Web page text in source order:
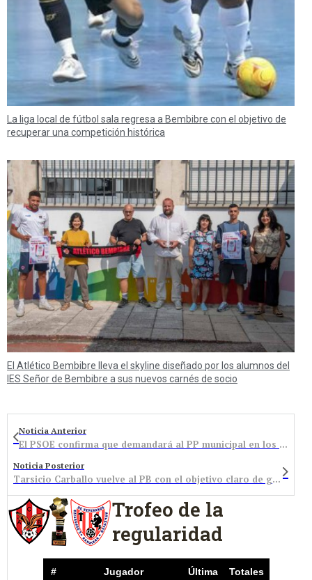
La liga local de fútbol sala regresa a Bembibre con el objetivo de
recuperar una competición histórica
El Atlético Bembibre lleva el skyline diseñado por los alumnos del
IES Señor de Bembibre a sus nuevos carnés de socio
Noticia Anterior
El PSOE confirma que demandará al PP municipal en los Tribunales
Noticia Posterior
Tarsicio Carballo vuelve al PB con el objetivo claro de ganar Bembibre
Trofeo de la
regularidad
# Jugador Última Totales